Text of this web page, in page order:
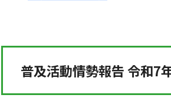
普及活動情勢報告 令和7